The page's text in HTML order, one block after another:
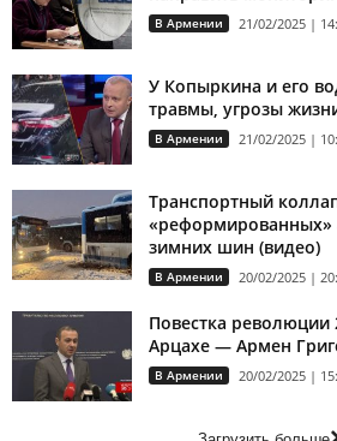
В Армении 21/02/2025 |
У Копыркина и его
травмы, угрозы
В Армении 21/02/2025 |
Транспортный
«реформированных»
зимних шин (видео)
В Армении 20/02/2025 |
Повестка революции
Арцахе — Армен
В Армении 20/02/2025 |